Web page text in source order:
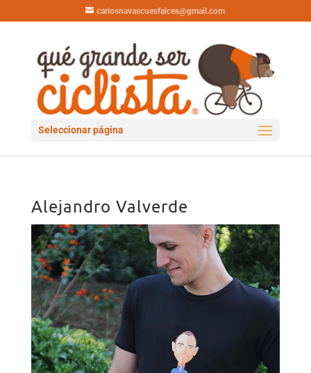
carlosnavascuesfalces@gmail.com
Seleccionar página
Alejandro Valverde